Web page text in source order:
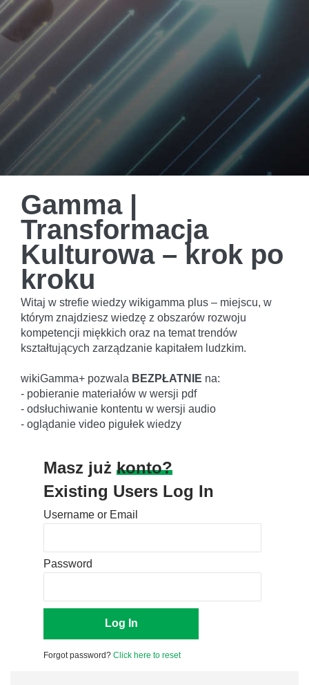
Gamma |
Transformacja
Kulturowa – krok po
kroku
Witaj w strefie wiedzy wikigamma plus – miejscu, w
którym znajdziesz wiedzę z obszarów rozwoju
kompetencji miękkich oraz na temat trendów
kształtujących zarządzanie kapitałem ludzkim.
wikiGamma+ pozwala BEZPŁATNIE na:
- pobieranie materiałów w wersji pdf
- odsłuchiwanie kontentu w wersji audio
- oglądanie video pigułek wiedzy
Masz już konto?
Existing Users Log In
Username or Email
Password
Forgot password? Click here to reset